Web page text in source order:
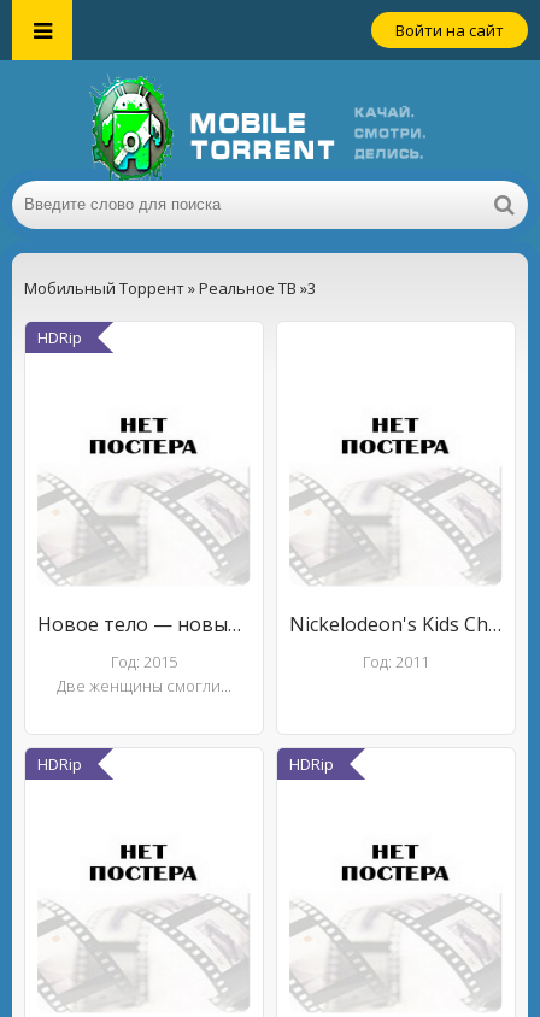
Войти на сайт
Мобильный Торрент»Реальное ТВ »3
HDRip
Новое тело — новый стиль
Год: 2015
Две женщины смогли...
Nickelodeon's Kids Choice Awards Orange Carpet 2011
Год: 2011
HDRip HDRip